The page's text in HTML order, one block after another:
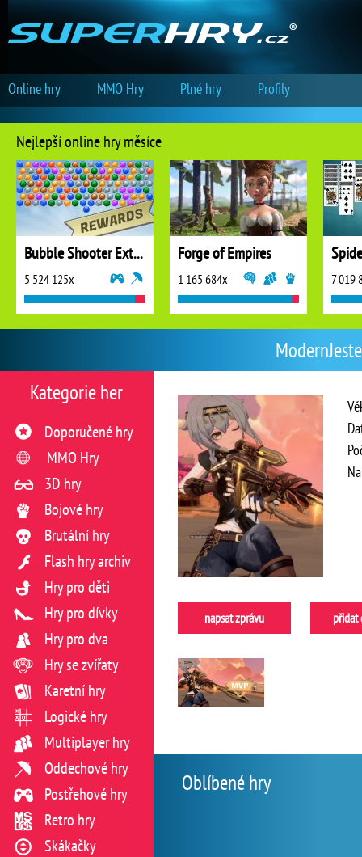
napsat zprávu přidat
Oblíbené hry
Kategorie her
Doporučené hry
MMO Hry
3D hry
Bojové hry
Brutální hry
Flash hry archiv
Hry pro děti
Hry pro dívky
Hry pro dva
Hry se zvířaty
Karetní hry
Logické hry
Multiplayer hry
Oddechové hry
Postřehové hry
Retro hry
Skákačky
Nejlepší online hry měsíce
Bubble Shooter Extreme
5 524 125x
Forge of Empires
1 165 684x 7 019
Online hry MMO Hry Plné hry Profily